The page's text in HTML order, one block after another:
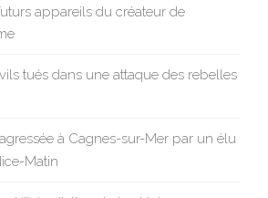
appareils du créateur de
tués dans une attaque des rebelles
à Cagnes-sur-Mer par un élu
Matin